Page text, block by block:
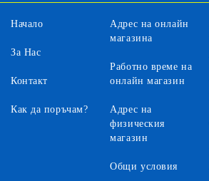
Начало
За Нас
Контакт
Как да поръчам?
Адрес на онлайн
магазина
Работно време на
онлайн магазин
Адрес на
физическия
магазин
Общи условия